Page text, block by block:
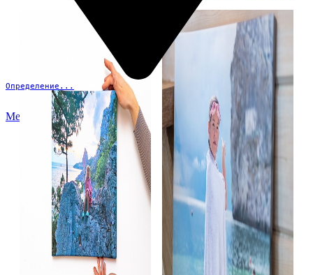
Определение...
Меню